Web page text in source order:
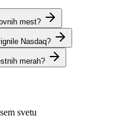
mest?
Nasdaq?
merah?
svetu